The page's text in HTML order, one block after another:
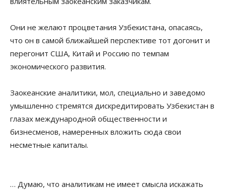
Они не желают процветания Узбекистана, опасаясь,
что он в самой ближайшей перспективе тот догонит и
перегонит США, Китай и Россию по темпам
экономического развития.
Заокеанские аналитики, мол, специально и заведомо
умышленно стремятся дискредитировать Узбекистан в
глазах международной общественности и
бизнесменов, намеренных вложить сюда свои
несметные капиталы.
… Думаю, что аналитикам не имеет смысла искажать